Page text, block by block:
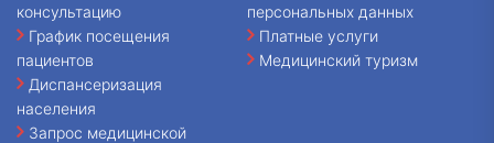
консультацию
График посещения
пациентов
Диспансеризация
населения
Запрос медицинской
персональных данных
Платные услуги
Медицинский туризм